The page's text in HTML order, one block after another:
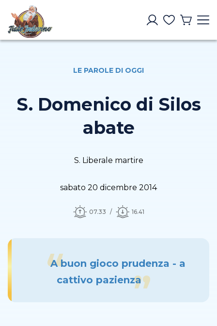
LE PAROLE DI OGGI
S. Domenico di Silos
abate
S. Liberale martire
sabato 20 dicembre 2014
07.33 16.41
A buon gioco prudenza - a
cattivo pazienza